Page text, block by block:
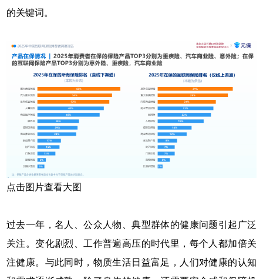
的关键词。
点击图片查看大图
过去一年，名人、公众人物、典型群体的健康问题引起广泛
关注。变化剧烈、工作普遍高压的时代里，每个人都加倍关
注健康。与此同时，物质生活日益富足，人们对健康的认知